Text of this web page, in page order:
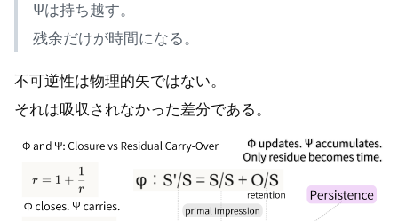
Ψは持ち越す。
残余だけが時間になる。
不可逆性は物理的矢ではない。
それは吸収されなかった差分である。